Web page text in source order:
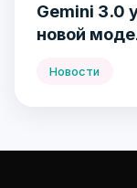
Gemini 3.0
новой
Новости